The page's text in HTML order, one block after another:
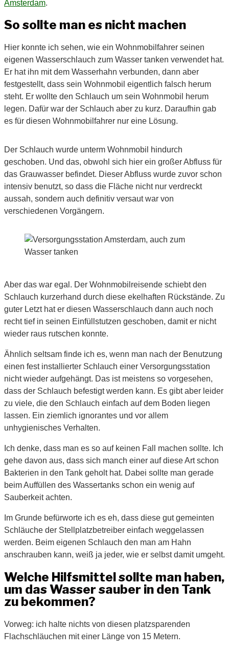
Amsterdam.
So sollte man es nicht machen
Hier konnte ich sehen, wie ein Wohnmobilfahrer seinen
eigenen Wasserschlauch zum Wasser tanken verwendet hat.
Er hat ihn mit dem Wasserhahn verbunden, dann aber
festgestellt, dass sein Wohnmobil eigentlich falsch herum
steht. Er wollte den Schlauch um sein Wohnmobil herum
legen. Dafür war der Schlauch aber zu kurz. Daraufhin gab
es für diesen Wohnmobilfahrer nur eine Lösung.
Der Schlauch wurde unterm Wohnmobil hindurch
geschoben. Und das, obwohl sich hier ein großer Abfluss für
das Grauwasser befindet. Dieser Abfluss wurde zuvor schon
intensiv benutzt, so dass die Fläche nicht nur verdreckt
aussah, sondern auch definitiv versaut war von
verschiedenen Vorgängern.
Aber das war egal. Der Wohnmobilreisende schiebt den
Schlauch kurzerhand durch diese ekelhaften Rückstände. Zu
guter Letzt hat er diesen Wasserschlauch dann auch noch
recht tief in seinen Einfüllstutzen geschoben, damit er nicht
wieder raus rutschen konnte.
Ähnlich seltsam finde ich es, wenn man nach der Benutzung
einen fest installierter Schlauch einer Versorgungsstation
nicht wieder aufgehängt. Das ist meistens so vorgesehen,
dass der Schlauch befestigt werden kann. Es gibt aber leider
zu viele, die den Schlauch einfach auf dem Boden liegen
lassen. Ein ziemlich ignorantes und vor allem
unhygienisches Verhalten.
Ich denke, dass man es so auf keinen Fall machen sollte. Ich
gehe davon aus, dass sich manch einer auf diese Art schon
Bakterien in den Tank geholt hat. Dabei sollte man gerade
beim Auffüllen des Wassertanks schon ein wenig auf
Sauberkeit achten.
Im Grunde befürworte ich es eh, dass diese gut gemeinten
Schläuche der Stellplatzbetreiber einfach weggelassen
werden. Beim eigenen Schlauch den man am Hahn
anschrauben kann, weiß ja jeder, wie er selbst damit umgeht.
Welche Hilfsmittel sollte man haben,
um das Wasser sauber in den Tank
zu bekommen?
Vorweg: ich halte nichts von diesen platzsparenden
Flachschläuchen mit einer Länge von 15 Metern.